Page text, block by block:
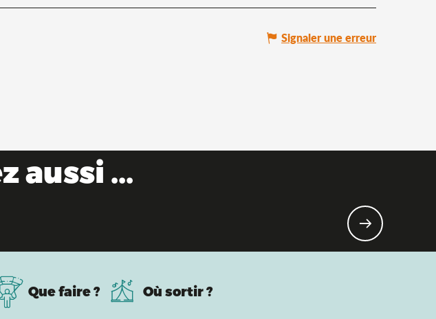
Signaler une erreur
aussi ...
Que faire ? Où sortir ?